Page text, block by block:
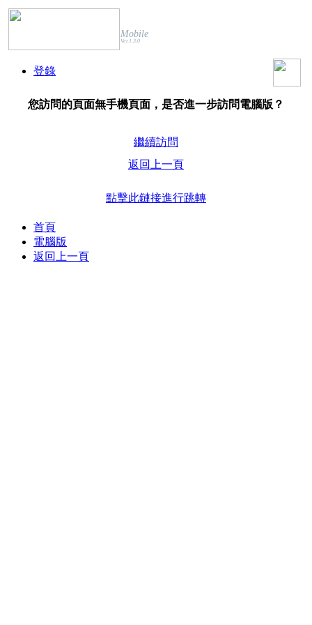
Mobile
Ver.1.3.0
登錄
您訪問的頁面無手機頁面，是否進一步訪問電腦版？
繼續訪問
返回上一頁
點擊此鏈接進行跳轉
首頁
電腦版
返回上一頁